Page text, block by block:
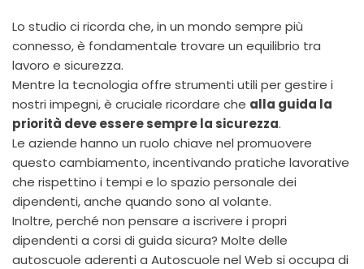
Lo studio ci ricorda che, in un mondo sempre più
connesso, è fondamentale trovare un equilibrio tra
lavoro e sicurezza.
Mentre la tecnologia offre strumenti utili per gestire i
nostri impegni, è cruciale ricordare che alla guida la
priorità deve essere sempre la sicurezza.
Le aziende hanno un ruolo chiave nel promuovere
questo cambiamento, incentivando pratiche lavorative
che rispettino i tempi e lo spazio personale dei
dipendenti, anche quando sono al volante.
Inoltre, perché non pensare a iscrivere i propri
dipendenti a corsi di guida sicura? Molte delle
autoscuole aderenti a Autoscuole nel Web si occupa di